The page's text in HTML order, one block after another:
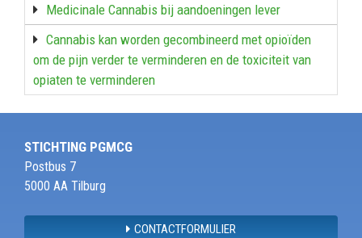
Medicinale Cannabis bij aandoeningen lever
Cannabis kan worden gecombineerd met opioïden
om de pijn verder te verminderen en de toxiciteit van
opiaten te verminderen
STICHTING PGMCG
Postbus 7
5000 AA Tilburg
CONTACTFORMULIER